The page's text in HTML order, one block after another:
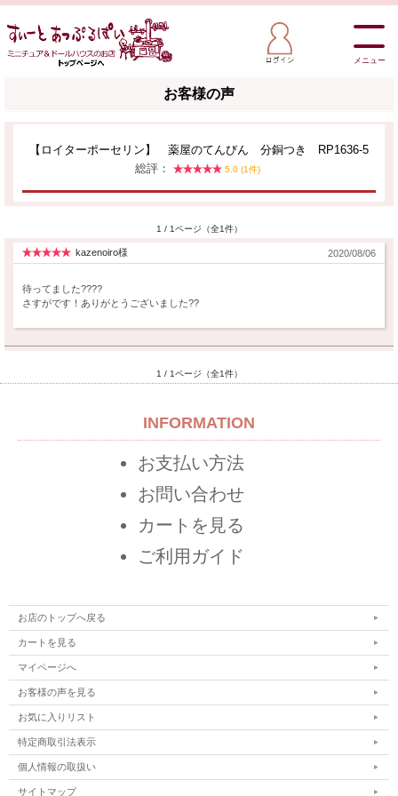
メニュー
お客様の声
【ロイターポーセリン】 薬屋のてんびん 分銅つき RP1636-5
総評：
5.0 (1件)
1 / 1ページ（全1件）
kazenoiro様 2020/08/06
待ってました????
さすがです！ありがとうございました??
1 / 1ページ（全1件）
INFORMATION
お支払い方法
お問い合わせ
カートを見る
ご利用ガイド
お店のトップへ戻る
カートを見る
マイページへ
お客様の声を見る
お気に入りリスト
特定商取引法表示
個人情報の取扱い
サイトマップ